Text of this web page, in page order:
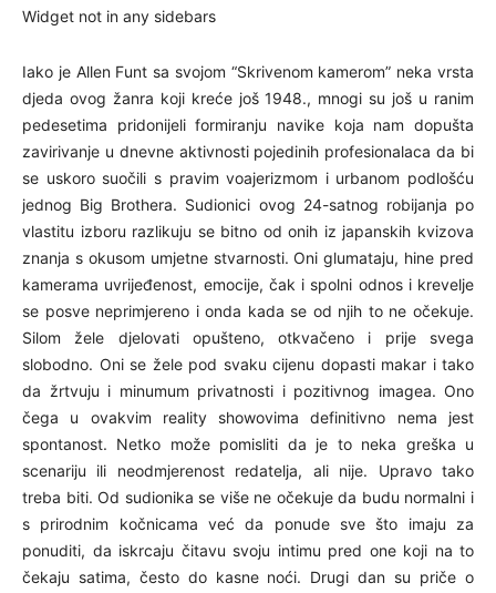
Widget not in any sidebars
Iako je Allen Funt sa svojom “Skrivenom kamerom” neka vrsta
djeda ovog žanra koji kreće još 1948., mnogi su još u ranim
pedesetima pridonijeli formiranju navike koja nam dopušta
zavirivanje u dnevne aktivnosti pojedinih profesionalaca da bi
se uskoro suočili s pravim voajerizmom i urbanom podlošću
jednog Big Brothera. Sudionici ovog 24-satnog robijanja po
vlastitu izboru razlikuju se bitno od onih iz japanskih kvizova
znanja s okusom umjetne stvarnosti. Oni glumataju, hine pred
kamerama uvrijeđenost, emocije, čak i spolni odnos i krevelje
se posve neprimjereno i onda kada se od njih to ne očekuje.
Silom žele djelovati opušteno, otkvačeno i prije svega
slobodno. Oni se žele pod svaku cijenu dopasti makar i tako
da žrtvuju i minumum privatnosti i pozitivnog imagea. Ono
čega u ovakvim reality showovima definitivno nema jest
spontanost. Netko može pomisliti da je to neka greška u
scenariju ili neodmjerenost redatelja, ali nije. Upravo tako
treba biti. Od sudionika se više ne očekuje da budu normalni i
s prirodnim kočnicama već da ponude sve što imaju za
ponuditi, da iskrcaju čitavu svoju intimu pred one koji na to
čekaju satima, često do kasne noći. Drugi dan su priče o